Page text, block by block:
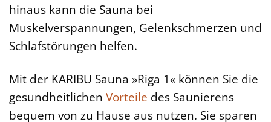
hinaus kann die Sauna bei
Muskelverspannungen, Gelenkschmerzen und
Schlafstörungen helfen.
Mit der KARIBU Sauna »Riga 1« können Sie die
gesundheitlichen Vorteile des Saunierens
bequem von zu Hause aus nutzen. Sie sparen